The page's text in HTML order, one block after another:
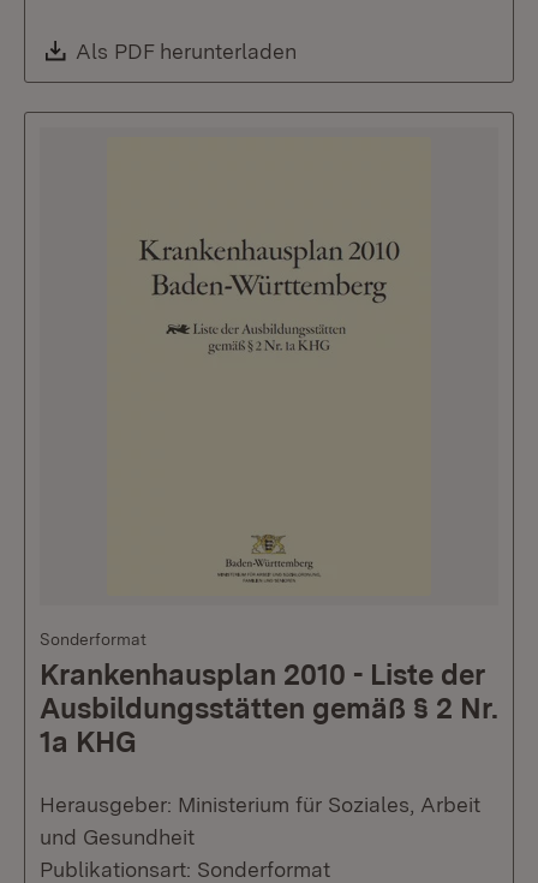
Download:
Als PDF herunterladen
Sonderformat
Krankenhausplan 2010 - Liste der
Ausbildungsstätten gemäß § 2 Nr.
1a KHG
Herausgeber: Ministerium für Soziales, Arbeit
und Gesundheit
Publikationsart: Sonderformat